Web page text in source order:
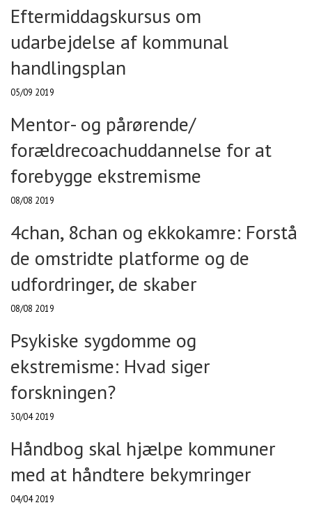
Eftermiddagskursus om
udarbejdelse af kommunal
handlingsplan
05/09 2019
Mentor- og pårørende/
forældrecoachuddannelse for at
forebygge ekstremisme
08/08 2019
4chan, 8chan og ekkokamre: Forstå
de omstridte platforme og de
udfordringer, de skaber
08/08 2019
Psykiske sygdomme og
ekstremisme: Hvad siger
forskningen?
30/04 2019
Håndbog skal hjælpe kommuner
med at håndtere bekymringer
04/04 2019